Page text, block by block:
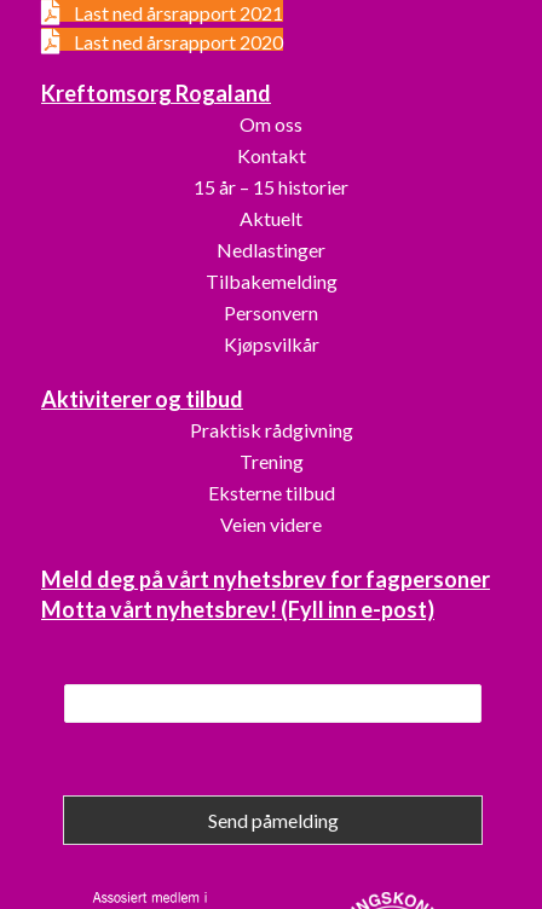
Last ned årsrapport 2021
Last ned årsrapport 2020
Kreftomsorg Rogaland
Om oss
Kontakt
15 år – 15 historier
Aktuelt
Nedlastinger
Tilbakemelding
Personvern
Kjøpsvilkår
Aktiviterer og tilbud
Praktisk rådgivning
Trening
Eksterne tilbud
Veien videre
Meld deg på vårt nyhetsbrev for fagpersoner
Motta vårt nyhetsbrev! (Fyll inn e-post)
Send påmelding